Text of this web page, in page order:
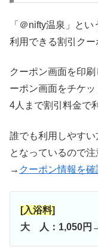
「＠nifty温泉」と
利用できる割引クー
クーポン画面を印
ーポン画面をチケ
4人まで割引料金で
誰でも利用しやすい
となっているので注
→ クーポン情報を確
[入浴料]
大 人：1,050円